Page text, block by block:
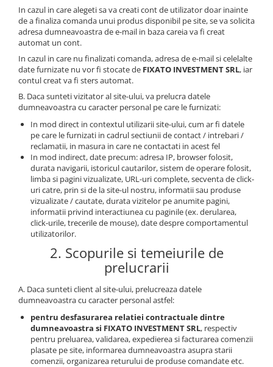
In cazul in care alegeti sa va creati cont de utilizator doar inainte
de a finaliza comanda unui produs disponibil pe site, se va solicita
adresa dumneavoastra de e-mail in baza careia va fi creat
automat un cont.
In cazul in care nu finalizati comanda, adresa de e-mail si celelalte
date furnizate nu vor fi stocate de FIXATO INVESTMENT SRL, iar
contul creat va fi sters automat.
B. Daca sunteti vizitator al site-ului, va prelucra datele
dumneavoastra cu caracter personal pe care le furnizati:
In mod direct in contextul utilizarii site-ului, cum ar fi datele
pe care le furnizati in cadrul sectiunii de contact / intrebari /
reclamatii, in masura in care ne contactati in acest fel
In mod indirect, date precum: adresa IP, browser folosit,
durata navigarii, istoricul cautarilor, sistem de operare folosit,
limba si pagini vizualizate, URL-uri complete, secventa de click-
uri catre, prin si de la site-ul nostru, informatii sau produse
vizualizate / cautate, durata vizitelor pe anumite pagini,
informatii privind interactiunea cu paginile (ex. derularea,
click-urile, trecerile de mouse), date despre comportamentul
utilizatorilor.
2. Scopurile si temeiurile de
prelucrarii
A. Daca sunteti client al site-ului, prelucreaza datele
dumneavoastra cu caracter personal astfel:
pentru desfasurarea relatiei contractuale dintre
dumneavoastra si FIXATO INVESTMENT SRL, respectiv
pentru preluarea, validarea, expedierea si facturarea comenzii
plasate pe site, informarea dumneavoastra asupra starii
comenzii, organizarea returului de produse comandate etc.